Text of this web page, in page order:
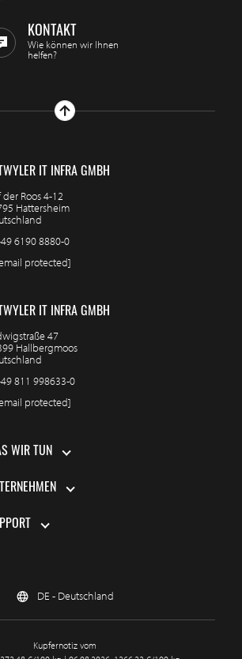
KONTAKT
Wie können wir Ihnen
helfen?
IT INFRA GMBH
der Roos 4-12
Hattersheim
6190 8880-0
protected]
IT INFRA GMBH
47
Hallbergmoos
811 998633-0
protected]
WIR TUN
DE - Deutschland
Kupfernotiz vom